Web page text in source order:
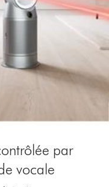
par
vocale